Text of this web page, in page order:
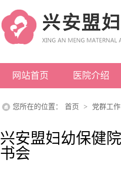
网站首页 医院介绍
医院概况
医院荣誉
您所在的位置： 首页 > 党群工作
兴安盟妇幼保健
书会